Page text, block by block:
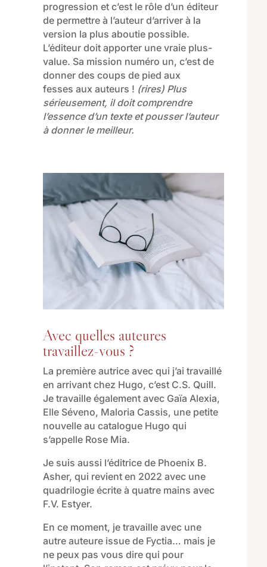
progression etc’est le rôle d’un éditeur
de permettre à l’auteur d’arriver à la
version la plus aboutie possible.
L’éditeur doit apporter une vraie plus-
value. Sa mission numéro un, c’est de
donner des coups de pied aux
fesses aux auteurs ! (rires) Plus
sérieusement, il doit comprendre
l’essence d’un texteet pousser l’auteur
à donner le meilleur.
Avec quelles auteures
travaillez-vous ?
La première autrice avec qui j’ai travaillé
en arrivant chez Hugo, c’est C.S. Quill.
Je travaille également avec Gaïa Alexia,
Elle Séveno, Maloria Cassis, une petite
nouvelle au catalogue Hugo qui
s’appelle Rose Mia.
Je suis aussi l’éditrice de Phoenix B.
Asher, qui revient en 2022 avec une
quadrilogie écrite à quatre mains avec
F.V. Estyer.
En ce moment, je travaille avec une
autre auteure issue de Fyctia… mais je
ne peux pas vous dire qui pour